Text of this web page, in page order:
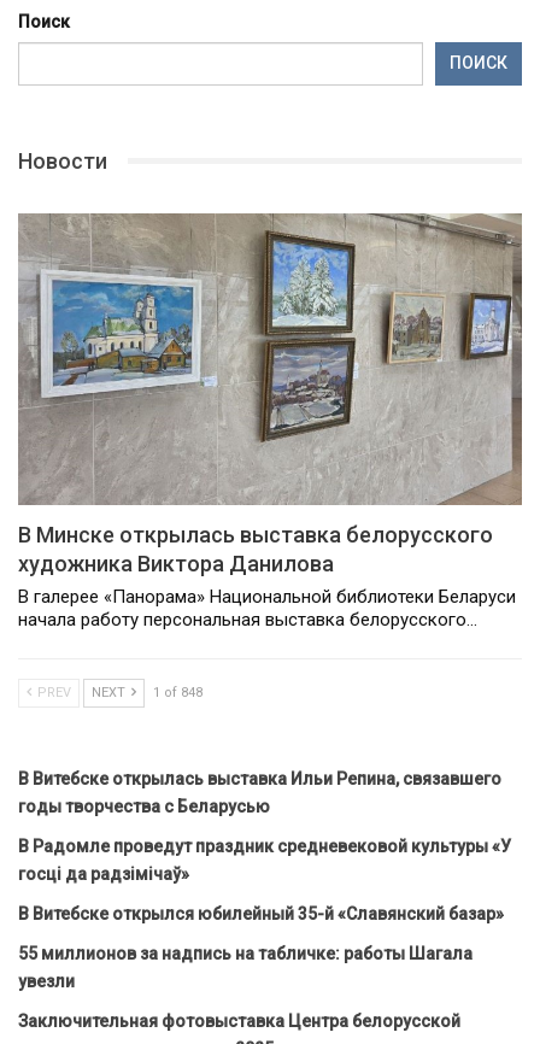
Поиск
ПОИСК
Новости
В Минске открылась выставка белорусского
художника Виктора Данилова
В галерее «Панорама» Национальной библиотеки Беларуси
начала работу персональная выставка белорусского…
PREV NEXT 1 of 848
В Витебске открылась выставка Ильи Репина, связавшего
годы творчества с Беларусью
В Радомле проведут праздник средневековой культуры «У
госці да радзімічаў»
В Витебске открылся юбилейный 35-й «Славянский базар»
55 миллионов за надпись на табличке: работы Шагала
увезли
Заключительная фотовыставка Центра белорусской